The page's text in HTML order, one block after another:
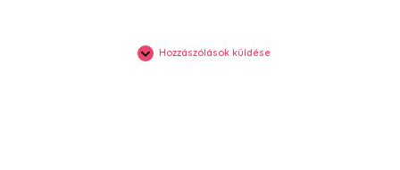
Hozzászólások küldése